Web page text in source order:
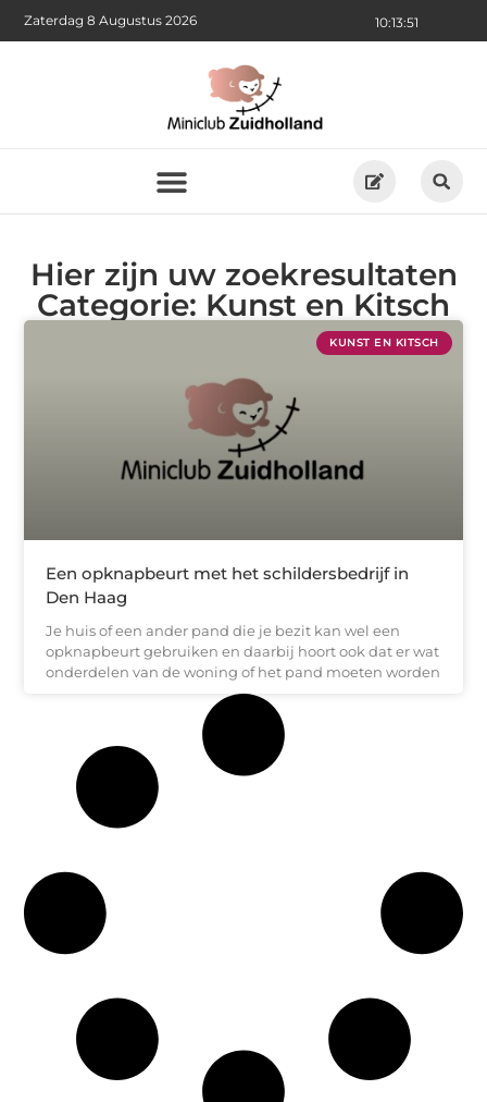
10:13:51
Zaterdag 8 Augustus 2026
Hier zijn uw zoekresultaten
Categorie: Kunst en Kitsch
KUNST EN KITSCH
Een opknapbeurt met het schildersbedrijf in
Den Haag
Je huis of een ander pand die je bezit kan wel een
opknapbeurt gebruiken en daarbij hoort ook dat er wat
onderdelen van de woning of het pand moeten worden